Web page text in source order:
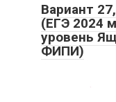
Вариант
(ЕГЭ 2024
уровень
ФИПИ)